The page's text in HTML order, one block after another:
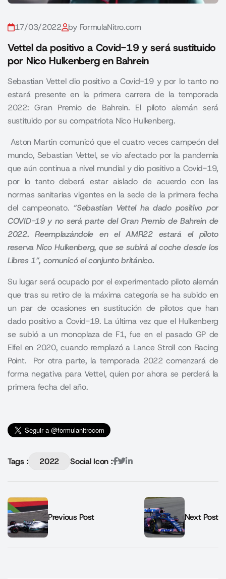
17/03/2022 by FormulaNitro.com
Vettel da positivo a Covid-19 y será sustituido
por Nico Hulkenberg en Bahrein
Sebastian Vettel dio positivo a Covid-19 y por lo tanto no
estará presente en la primera carrera de la temporada
2022: Gran Premio de Bahrein. El piloto alemán será
sustituido por su compatriota Nico Hulkenberg.
Aston Martin comunicó que el cuatro veces campeón del
mundo, Sebastian Vettel, se vio afectado por la pandemia
que aún continua a nivel mundial y dio positivo a Covid-19,
por lo tanto deberá estar aislado de acuerdo con las
normas sanitarias vigentes en la sede de la primera fecha
del campeonato. “Sebastian Vettel ha dado positivo por
COVID-19 y no será parte del Gran Premio de Bahrein de
2022. Reemplazándole en el AMR22 estará el piloto
reserva Nico Hulkenberg, que se subirá al coche desde los
Libres 1”, comunicó el conjunto británico.
Su lugar será ocupado por el experimentado piloto alemán
que tras su retiro de la máxima categoría se ha subido en
un par de ocasiones en sustitución de pilotos que han
dado positivo a Covid-19. La última vez que el Hulkenberg
se subió a un monoplaza de F1, fue en el pasado GP de
Eifel en 2020, cuando remplazó a Lance Stroll con Racing
Point. Por otra parte, la temporada 2022 comenzará de
forma negativa para Vettel, quien por ahora se perderá la
primera fecha del año.
Tags : 2022 Social Icon :
Previous Post Next Post